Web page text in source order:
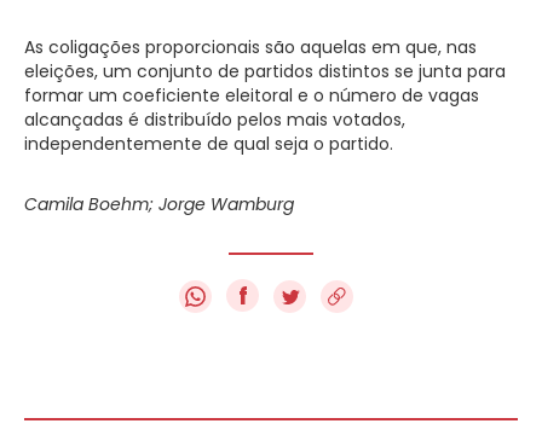
As coligações proporcionais são aquelas em que, nas
eleições, um conjunto de partidos distintos se junta para
formar um coeficiente eleitoral e o número de vagas
alcançadas é distribuído pelos mais votados,
independentemente de qual seja o partido.
Camila Boehm; Jorge Wamburg
f